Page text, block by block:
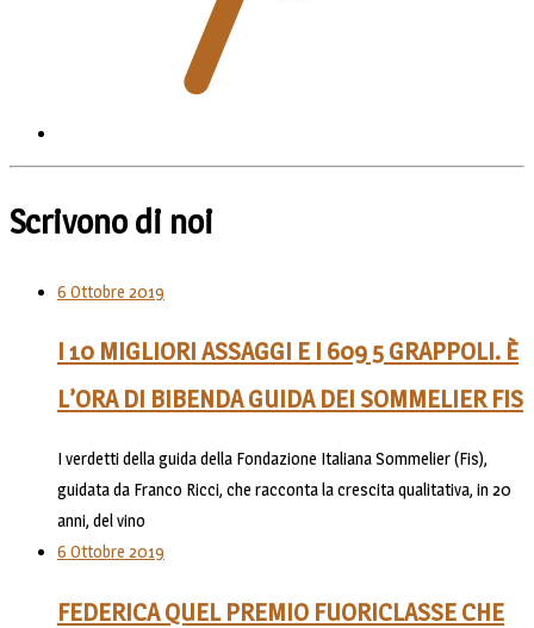
Scrivono di noi
6 Ottobre 2019
I 10 MIGLIORI ASSAGGI E I 609 5 GRAPPOLI. È
L’ORA DI BIBENDA GUIDA DEI SOMMELIER FIS
I verdetti della guida della Fondazione Italiana Sommelier (Fis),
guidata da Franco Ricci, che racconta la crescita qualitativa, in 20
anni, del vino
6 Ottobre 2019
FEDERICA QUEL PREMIO FUORICLASSE CHE